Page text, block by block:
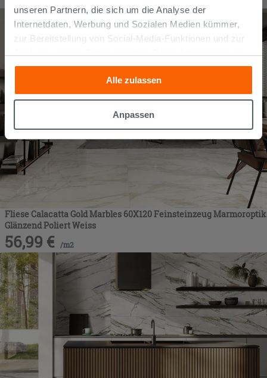
unseren Partnern, die sich um die Analyse der
Internetdaten, Werbung und Sozialen Medien kümmer,
zur Bereitstellung von Social-Media-Funktionen und zur
anderen Informationen, die Sie ihnen geliefert haben oder
die sie aufgrund Ihrer Verwendung ihrer Dienste
gesammelt haben, kombinieren. Falls Sie mehr wissen
möchten oder Ihre Zustimmung zu allen oder einigen
Zustimmung kann durch Klicken auf die Schaltfläche
„Cookies akzeptieren“ gegeben werden. Wenn Sie auf
die Schaltfläche "X" klicken, können Sie das Surfen erst
nach der Installation der technischen Cookies fortsetzen.
Alle zulassen
Anpassen
Fliese Calacatta Gold Marbles 60X120 Feinsteinzeug Marmoroptik
Glänzend Poliert Weiss
56,99 € /m2